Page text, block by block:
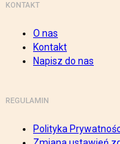
KONTAKT
O nas
Kontakt
Napisz do nas
REGULAMIN
Polityka